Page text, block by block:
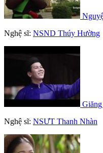
Nghệ sĩ: NSND Thúy Hường
Nghệ sĩ: NSƯT Thanh Nhàn